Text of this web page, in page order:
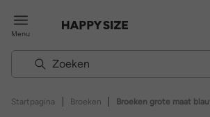
Menu
Startpagina | Broeken | Broeken grote maat